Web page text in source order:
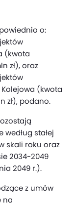
o:
(kwota
zł), oraz
Kolejowa (kwota
zł), podano.
stałej
skali roku oraz
2034-2049
2049 r.).
z umów
na